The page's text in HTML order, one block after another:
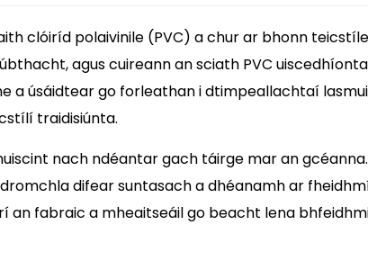
clóiríd polaivinile (PVC) a chur ar bhonn
agus cuireann an sciath PVC
úsáidtear go forleathan i dtimpeallachtaí
traidisiúnta.
nach ndéantar gach táirge mar an
difear suntasach a dhéanamh ar
fabraic a mheaitseáil go beacht lena